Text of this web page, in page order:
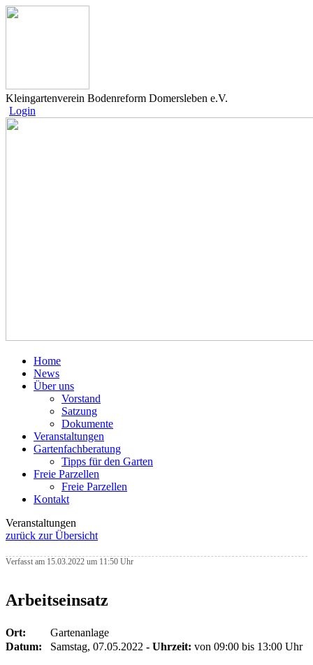
Kleingartenverein Bodenreform Domersleben e.V.
Login
Home
News
Über uns
Vorstand
Satzung
Dokumente
Veranstaltungen
Gartenfachberatung
Tipps für den Garten
Freie Parzellen
Freie Parzellen
Kontakt
Veranstaltungen
zurück zur Übersicht
Verfasst am 15.03.2022 um 11:50 Uhr
Arbeitseinsatz
Ort:
Gartenanlage
Datum:
Samstag, 07.05.2022 - Uhrzeit: von 09:00 bis 13:00 Uhr